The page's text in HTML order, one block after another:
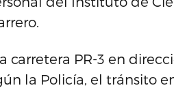
carretera PR-3 en
la Policía, el tránsito